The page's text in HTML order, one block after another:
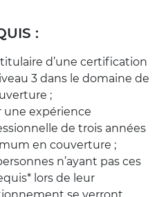
:
d’une certification
3 dans le domaine de
;
une expérience
de trois années
en couverture ;
n’ayant pas ces
lors de leur
se verront